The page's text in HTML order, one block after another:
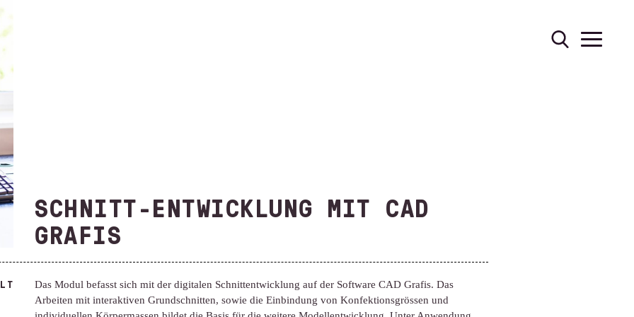
SCHNITT-ENTWICKLUNG MIT CAD
GRAFIS
Das Modul befasst sich mit der digitalen Schnittentwicklung auf der Software CAD Grafis. Das
Arbeiten mit interaktiven Grundschnitten, sowie die Einbindung von Konfektionsgrössen und